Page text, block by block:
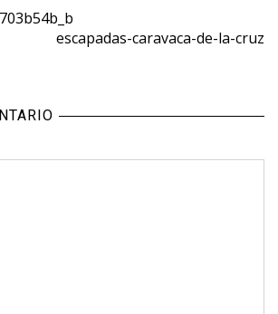
escapadas-caravaca-de-la-cruz